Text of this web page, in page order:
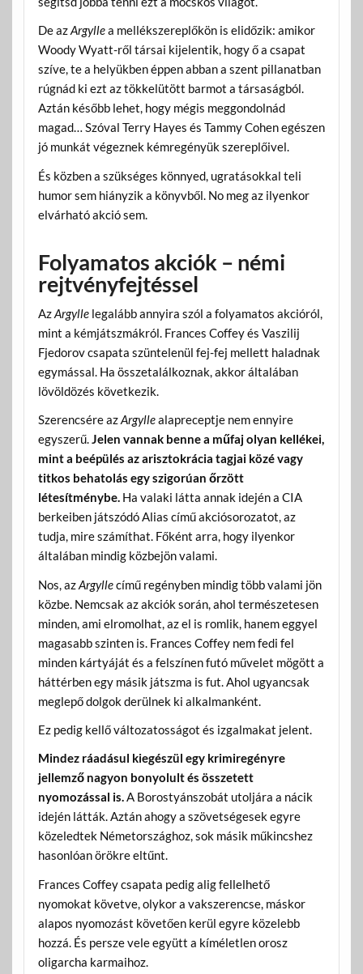
De azArgyllea mellékszereplőkön is elidőzik: amikor
Woody Wyatt-ről társai kijelentik, hogy ő a csapat
szíve, te a helyükben éppen abban a szent pillanatban
rúgnád ki ezt az tökkelütött barmot a társaságból.
Aztán később lehet, hogy mégis meggondolnád
magad… Szóval Terry Hayes és Tammy Cohen egészen
jó munkát végeznek kémregényük szereplőivel.
És közben a szükséges könnyed, ugratásokkal teli
humor sem hiányzik a könyvből. No meg az ilyenkor
elvárható akció sem.
Folyamatos akciók – némi
rejtvényfejtéssel
AzArgyllelegalább annyira szól a folyamatos akcióról,
mint a kémjátszmákról. Frances Coffey és Vaszilij
Fjedorov csapata szüntelenül fej-fej mellett haladnak
egymással. Ha összetalálkoznak, akkor általában
lövöldözés következik.
Szerencsére azArgyllealapreceptje nem ennyire
egyszerű.Jelen vannak benne a műfaj olyan kellékei,
mint a beépülés az arisztokrácia tagjai közé vagy
titkos behatolás egy szigorúan őrzött
létesítménybe.Ha valaki látta annak idején a CIA
berkeiben játszódó Alias című akciósorozatot, az
tudja, mire számíthat. Főként arra, hogy ilyenkor
általában mindig közbejön valami.
Nos, azArgyllecímű regényben mindig több valami jön
közbe. Nemcsak az akciók során, ahol természetesen
minden, ami elromolhat, az el is romlik, hanem eggyel
magasabb szinten is. Frances Coffey nem fedi fel
minden kártyáját és a felszínen futó művelet mögött a
háttérben egy másik játszma is fut. Ahol ugyancsak
meglepő dolgok derülnek ki alkalmanként.
Ez pedig kellő változatosságot és izgalmakat jelent.
Mindez ráadásul kiegészül egy krimiregényre
jellemző nagyon bonyolult és összetett
nyomozással is.A Borostyánszobát utoljára a nácik
idején látták. Aztán ahogy a szövetségesek egyre
közeledtek Németországhoz, sok másik műkincshez
hasonlóan örökre eltűnt.
Frances Coffey csapata pedig alig fellelhető
nyomokat követve, olykor a vakszerencse, máskor
alapos nyomozást követően kerül egyre közelebb
hozzá. És persze vele együtt a kíméletlen orosz
oligarcha karmaihoz.